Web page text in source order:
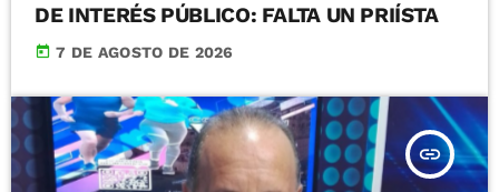
DE INTERÉS PÚBLICO: FALTA UN PRIÍSTA
today 7 DE AGOSTO DE 2026
insert_link